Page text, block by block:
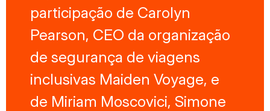
participação de Carolyn
Pearson, CEO da organização
de segurança de viagens
inclusivas Maiden Voyage, e
de Miriam Moscovici, Simone